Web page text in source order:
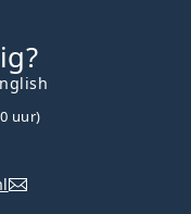
uur)